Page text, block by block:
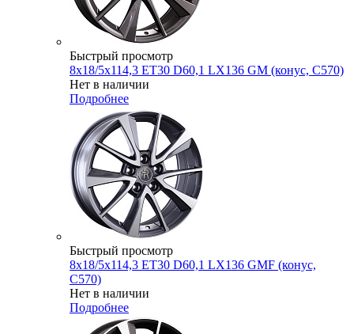
Быстрый просмотр
8x18/5x114,3 ET30 D60,1 LX136 GM (конус, C570)
Нет в наличии
Подробнее
Быстрый просмотр
8x18/5x114,3 ET30 D60,1 LX136 GMF (конус,
C570)
Нет в наличии
Подробнее